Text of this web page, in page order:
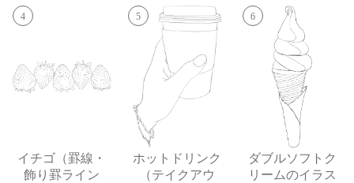
4
イチゴ（罫線・
飾り罫ライン
5
ホットドリンク
（テイクアウ
6
ダブルソフトク
リームのイラス